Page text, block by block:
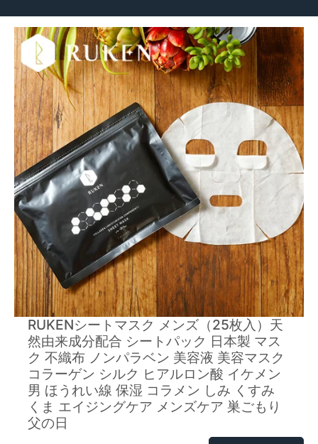
RUKENシートマスク メンズ（25枚入）天
然由来成分配合 シートパック 日本製 マス
ク 不織布 ノンパラベン 美容液 美容マスク
コラーゲン シルク ヒアルロン酸 イケメン
男 ほうれい線 保湿 コラメン しみ くすみ
くま エイジングケア メンズケア 巣ごもり
父の日